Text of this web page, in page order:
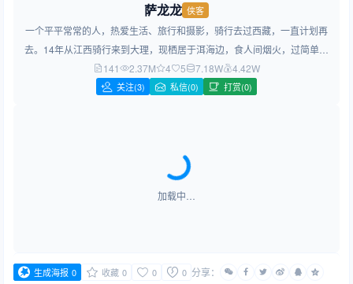
萨龙龙 侠客
一个平平常常的人，热爱生活、旅行和摄影，骑行去过西藏，一直计划再
去。14年从江西骑行来到大理，现栖居于洱海边，食人间烟火，过简单生
活，做简约设计！
141 2.37M 4 5 7.18W 4.42W
关注(3) 私信(0) 打赏(0)
加载中…
生成海报 0 收藏 0 0 0 分享：